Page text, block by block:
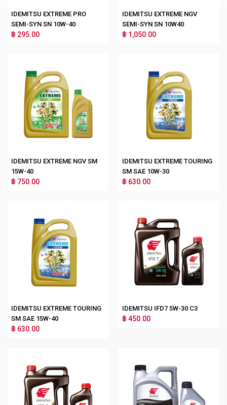
IDEMITSU EXTREME PRO
SEMI-SYN SN 10W-40
฿ 295.00
IDEMITSU EXTREME NGV
SEMI-SYN SN 10W40
฿ 1,050.00
IDEMITSU EXTREME NGV SM
15W-40
฿ 750.00
IDEMITSU EXTREME TOURING
SM SAE 10W-30
฿ 630.00
IDEMITSU EXTREME TOURING
SM SAE 15W-40
฿ 630.00
IDEMITSU IFD7 5W-30 C3
฿ 450.00